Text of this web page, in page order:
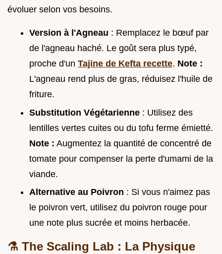
évoluer selon vos besoins.
Version à l'Agneau : Remplacez le bœuf par
de l'agneau haché. Le goût sera plus typé,
proche d'un Tajine de Kefta recette. Note :
L'agneau rend plus de gras, réduisez l'huile de
friture.
Substitution Végétarienne : Utilisez des
lentilles vertes cuites ou du tofu ferme émietté.
Note : Augmentez la quantité de concentré de
tomate pour compenser la perte d'umami de la
viande.
Alternative au Poivron : Si vous n'aimez pas
le poivron vert, utilisez du poivron rouge pour
une note plus sucrée et moins herbacée.
⚗️ The Scaling Lab : La Physique